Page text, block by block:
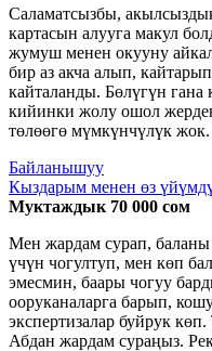
Саламатсызбы,
картасын алууга макул
жумуш менен окууну
бир аз акча алып,
кайталанды. Бөлүгүн
кийинки жолу ошол
төлөөгө мүмкүнчүлүк жок.
Байланышуу
Кыздарым менен өз
Муктаждык 70 000 сом
Мен жардам сурап,
үчүн чогултуп, мен көп
эмесмин, баары чогуу
ооруканаларга барып,
экспертизалар буйрук
Абдан жардам сураңыз.